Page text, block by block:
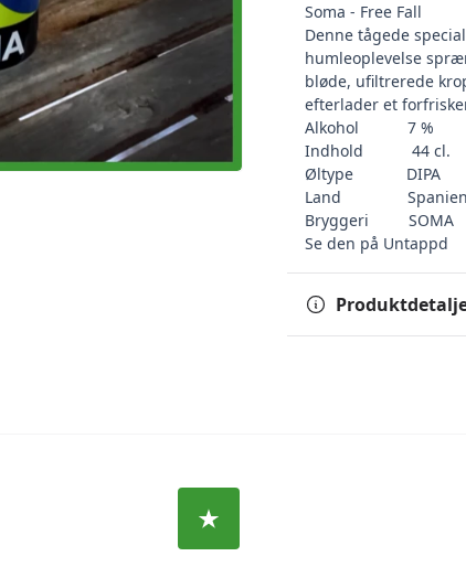
Soma - Free Fall
Denne tågede
humleoplevelse
bløde, ufiltrerede
efterlader et
Alkohol 7 %
Indhold 44 cl.
Øltype DIPA
Land Spanien
Bryggeri SOMA
Se den på Untappd